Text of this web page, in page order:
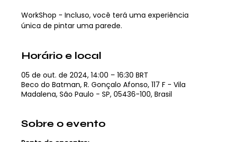
WorkShop - Incluso, você terá uma experiência
única de pintar uma parede.
Horário e local
05 de out. de 2024, 14:00 – 16:30 BRT
Beco do Batman, R. Gonçalo Afonso, 117 F - Vila
Madalena, São Paulo - SP, 05436-100, Brasil
Sobre o evento